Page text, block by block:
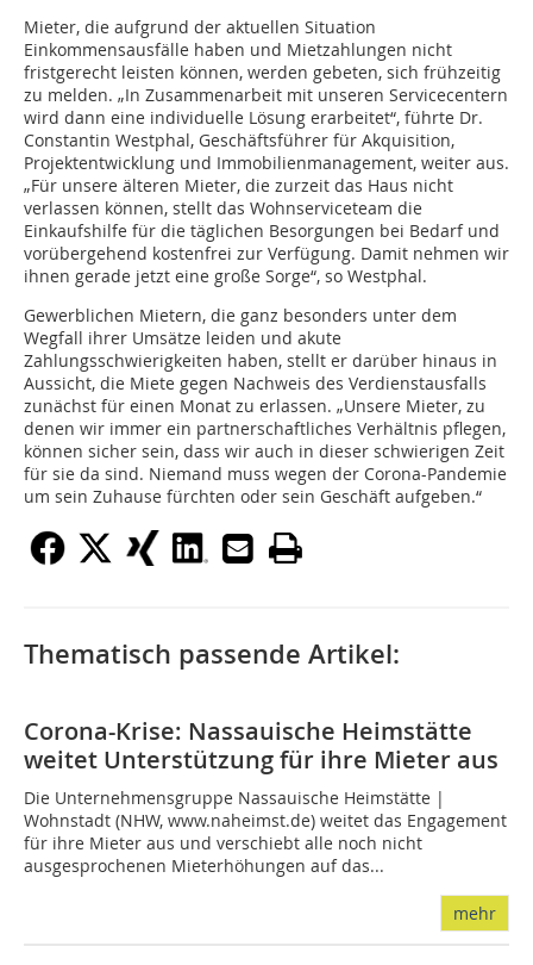
Mieter, die aufgrund der aktuellen Situation
Einkommensausfälle haben und Mietzahlungen nicht
fristgerecht leisten können, werden gebeten, sich frühzeitig
zu melden. „In Zusammenarbeit mit unseren Servicecentern
wird dann eine individuelle Lösung erarbeitet“, führte Dr.
Constantin Westphal, Geschäftsführer für Akquisition,
Projektentwicklung und Immobilienmanagement, weiter aus.
„Für unsere älteren Mieter, die zurzeit das Haus nicht
verlassen können, stellt das Wohnserviceteam die
Einkaufshilfe für die täglichen Besorgungen bei Bedarf und
vorübergehend kostenfrei zur Verfügung. Damit nehmen wir
ihnen gerade jetzt eine große Sorge“, so Westphal.
Gewerblichen Mietern, die ganz besonders unter dem
Wegfall ihrer Umsätze leiden und akute
Zahlungsschwierigkeiten haben, stellt er darüber hinaus in
Aussicht, die Miete gegen Nachweis des Verdienstausfalls
zunächst für einen Monat zu erlassen. „Unsere Mieter, zu
denen wir immer ein partnerschaftliches Verhältnis pflegen,
können sicher sein, dass wir auch in dieser schwierigen Zeit
für sie da sind. Niemand muss wegen der Corona-Pandemie
um sein Zuhause fürchten oder sein Geschäft aufgeben.“
Thematisch passende Artikel:
Corona-Krise: Nassauische Heimstätte
weitet Unterstützung für ihre Mieter aus
Die Unternehmensgruppe Nassauische Heimstätte |
Wohnstadt (NHW, www.naheimst.de) weitet das Engagement
für ihre Mieter aus und verschiebt alle noch nicht
ausgesprochenen Mieterhöhungen auf das...
mehr